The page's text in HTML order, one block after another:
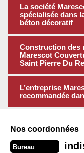
La société
spécialisée dans
béton décoratif
Construction des
Marescot
Saint Pierre Du
L’entreprise
recommandée
Nos coordonnées
Bureau